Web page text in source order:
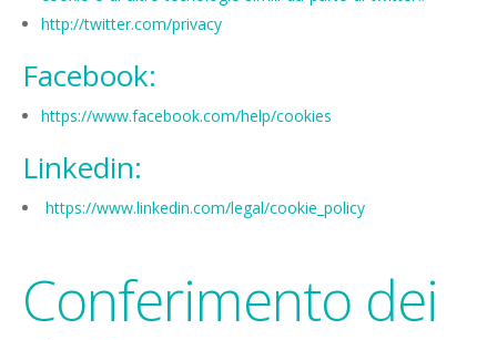
http://twitter.com/privacy
Facebook:
https://www.facebook.com/help/cookies
Linkedin:
https://www.linkedin.com/legal/cookie_policy
Conferimento dei